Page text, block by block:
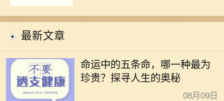
最新文章
命运中的五条命，哪一种最为
珍贵？探寻人生的奥秘
08月09日